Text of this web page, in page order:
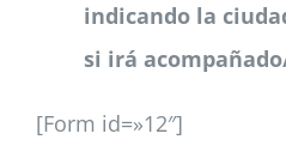
indicando la
si irá
[Form id=»12″]